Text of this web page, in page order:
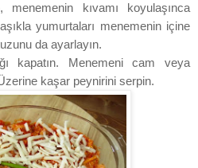
kıvamı koyulaşınca
yumurtaları menemenin içine
da ayarlayın.
kapatın. Menemeni cam veya
kaşar peynirini serpin.